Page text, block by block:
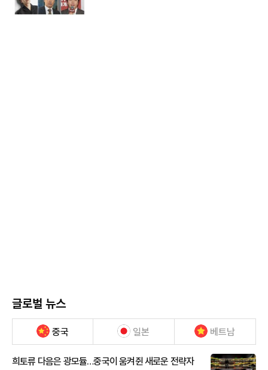
글로벌 뉴스
중국 일본 베트남
희토류 다음은 광모듈…중국이 움켜쥔 새로운 전략자